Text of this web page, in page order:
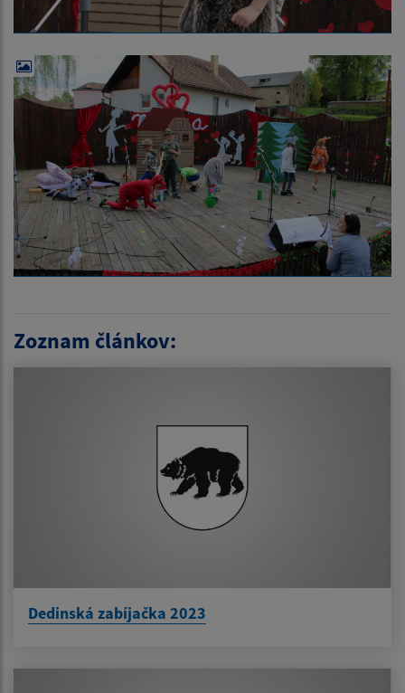
Zoznam článkov:
Dedinská zabíjačka 2023